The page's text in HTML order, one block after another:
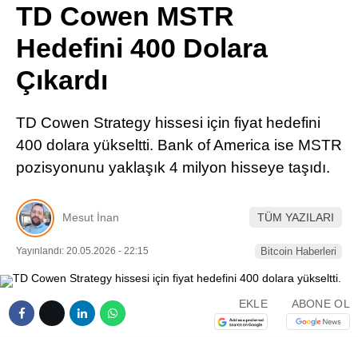
TikTok
LinkedIn
TD Cowen MSTR
Hedefini 400 Dolara
Çıkardı
TD Cowen Strategy hissesi için fiyat hedefini
400 dolara yükseltti. Bank of America ise MSTR
pozisyonunu yaklaşık 4 milyon hisseye taşıdı.
Mesut İnan TÜM YAZILARI
Yayınlandı: 20.05.2026 - 22:15 Bitcoin Haberleri
EKLE ABONE OL